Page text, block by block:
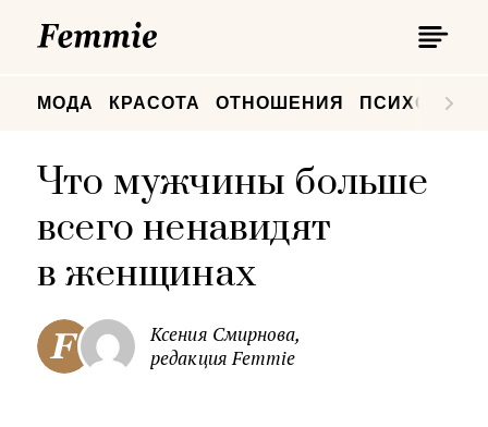
МОДА КРАСОТА ОТНОШЕНИЯ
Что мужчины больше
всего ненавидят
в женщинах
Ксения Смирнова,
редакция Femmie